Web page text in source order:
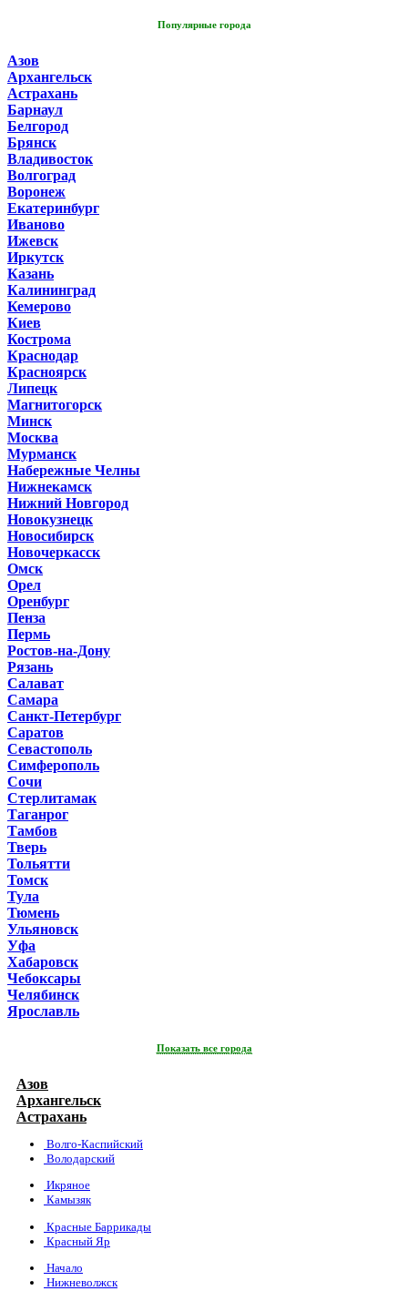
Популярные города
Азов
Архангельск
Астрахань
Барнаул
Белгород
Брянск
Владивосток
Волгоград
Воронеж
Екатеринбург
Иваново
Ижевск
Иркутск
Казань
Калининград
Кемерово
Киев
Кострома
Краснодар
Красноярск
Липецк
Магнитогорск
Минск
Москва
Мурманск
Набережные Челны
Нижнекамск
Нижний Новгород
Новокузнецк
Новосибирск
Новочеркасск
Омск
Орел
Оренбург
Пенза
Пермь
Ростов-на-Дону
Рязань
Салават
Самара
Санкт-Петербург
Саратов
Севастополь
Симферополь
Сочи
Стерлитамак
Таганрог
Тамбов
Тверь
Тольятти
Томск
Тула
Тюмень
Ульяновск
Уфа
Хабаровск
Чебоксары
Челябинск
Ярославль
Показать все города
Азов
Архангельск
Астрахань
Волго-Каспийский
Володарский
Икряное
Камызяк
Красные Баррикады
Красный Яр
Начало
Нижневолжск